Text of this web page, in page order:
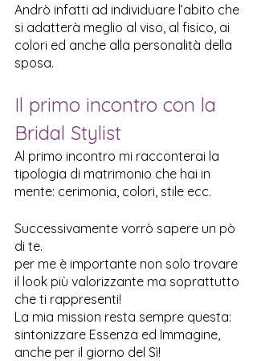
Andrò infatti ad individuare l’abito che
si adatterà meglio al viso, al fisico, ai
colori ed anche alla personalità della
sposa.
Il primo incontro con la
Bridal Stylist
Al primo incontro mi racconterai la
tipologia di matrimonio che hai in
mente: cerimonia, colori, stile ecc.
Successivamente vorrò sapere un pò
di te.
per me è importante non solo trovare
il look più valorizzante ma soprattutto
che ti rappresenti!
La mia mission resta sempre questa:
sintonizzare Essenza ed Immagine,
anche per il giorno del Sì!